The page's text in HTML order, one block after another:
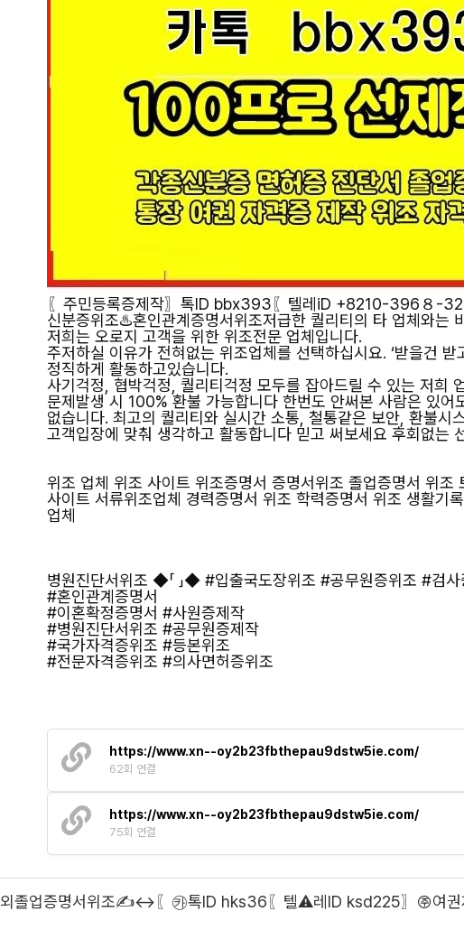
〖주민등록증제작〗톡ID bbx393〖텔레iD +8210-396８-
신분증위조♨️혼인관계증명서위조저급한 퀄리티의 타 업체와는
저희는 오로지 고객을 위한 위조전문 업체입니다.
주저하실 이유가 전혀없는 위조업체를 선택하십시요. ‘받을건
정직하게 활동하고있습니다.
사기걱정, 협박걱정, 퀄리티걱정 모두를 잡아드릴 수 있는 저희
문제발생 시 100% 환불 가능합니다 한번도 안써본 사람은 있어
없습니다. 최고의 퀄리티와 실시간 소통, 철통같은 보안, 환불시
고객입장에 맞춰 생각하고 활동합니다 믿고 써보세요 후회없는
위조 업체 위조 사이트 위조증명서 증명서위조 졸업증명서 위조
사이트 서류위조업체 경력증명서 위조 학력증명서 위조 생활기
업체
병원진단서위조 ◆「 」◆ #입출국도장위조 #공무원증위조 #검
#혼인관계증명서
#이혼확정증명서 #사원증제작
#병원진단서위조 #공무원증제작
#국가자격증위조 #등본위조
#전문자격증위조 #의사면허증위조
https://www.xn--oy2b23fbthepau9dstw5ie.com/
62회 연결
https://www.xn--oy2b23fbthepau9dstw5ie.com/
75회 연결
졸업증명서위조✍↔〖㉸톡ID hks36〖텔⚠️레ID ksd225〗㈜여권제